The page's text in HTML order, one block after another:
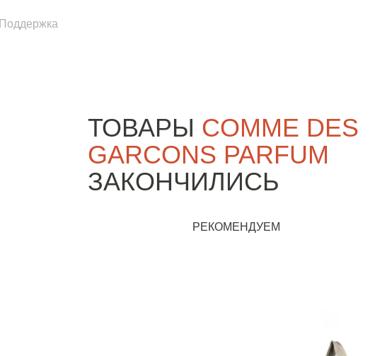
ТОВАРЫ COMME DES
GARCONS PARFUM
ЗАКОНЧИЛИСЬ
РЕКОМЕНДУЕМ
Поддержка